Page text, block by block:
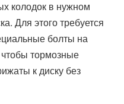
колодок в нужном
Для этого требуется
болты на
тормозные
к диску без